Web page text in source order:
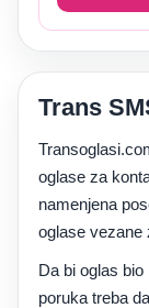
Trans
oglase za
namenjena
oglase vezane
Da bi oglas
poruka treba